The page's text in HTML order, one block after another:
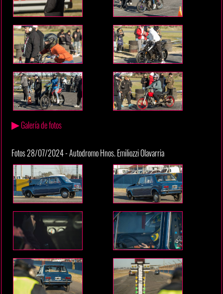
▶Galería de fotos
Fotos 28/07/2024 - Autodromo Hnos. Emiliozzi Olavarria